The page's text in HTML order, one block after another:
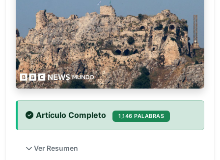
Artículo Completo 1,146 PALABRAS
Ver Resumen